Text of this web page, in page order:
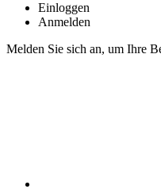
Einloggen
Anmelden
Melden Sie sich an, um Ihre